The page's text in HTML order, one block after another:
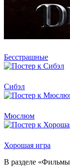
Бесстрашные
Сибэл
Мюслюм
Хорошая игра
В разделе «Фильмы